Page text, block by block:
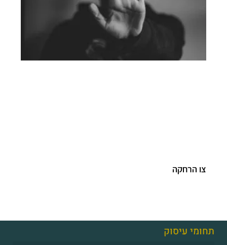
צו הרחקה
תחומי עיסוק